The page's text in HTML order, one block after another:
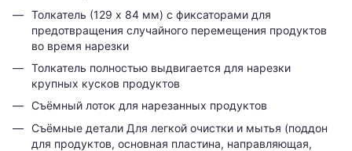
Толкатель (129 x 84 мм) с фиксаторами для
предотвращения случайного перемещения продуктов
во время нарезки
Толкатель полностью выдвигается для нарезки
крупных кусков продуктов
Съёмный лоток для нарезанных продуктов
Съёмные детали Для легкой очистки и мытья (поддон
для продуктов, основная пластина, направляющая,